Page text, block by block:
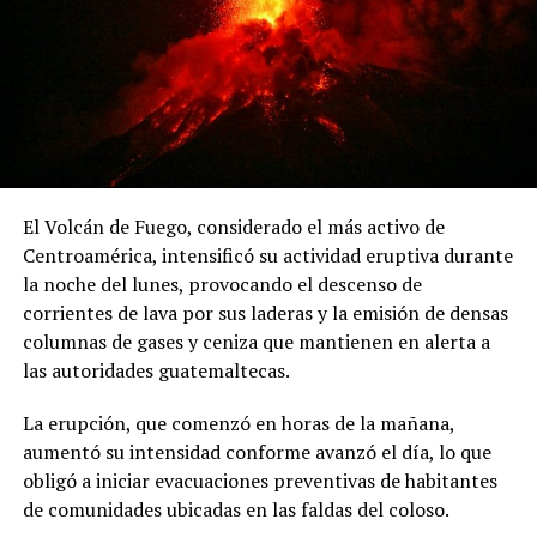
casos relacionados con empresas multinacionales y
precios de transferencia.
Por su parte, Hernández estimó que por cada punto
porcentual del PIB que el Estado deja de recaudar se
pierden aproximadamente 900 millones de dólares en
ingresos fiscales. Bajo esa estimación, la reducción de
cerca de cinco puntos porcentuales en la capacidad
recaudatoria durante los últimos 15 años representaría
pérdidas cercanas a 4,500 millones de dólares anuales
para las finanzas públicas.
sea declarado «nulo por ilegal». Además, recordó que
anteriormente se presentaron dos demandas de
inconstitucionalidad contra el proyecto del reservorio
de Río Indio, las cuales no fueron admitidas por la Corte
Suprema.
ADVERTISEMENT
El jurista también informó que la organización solicitó a
la Comisión Interamericana de Derechos Humanos
(CIDH) la adopción de medidas cautelares en favor de las
comunidades que serían desplazadas por la
construcción del embalse.
El Volcán de Fuego, considerado el más activo de
Centroamérica, intensificó su actividad eruptiva durante
la noche del lunes, provocando el descenso de
corrientes de lava por sus laderas y la emisión de densas
columnas de gases y ceniza que mantienen en alerta a
las autoridades guatemaltecas.
La erupción, que comenzó en horas de la mañana,
aumentó su intensidad conforme avanzó el día, lo que
obligó a iniciar evacuaciones preventivas de habitantes
de comunidades ubicadas en las faldas del coloso.